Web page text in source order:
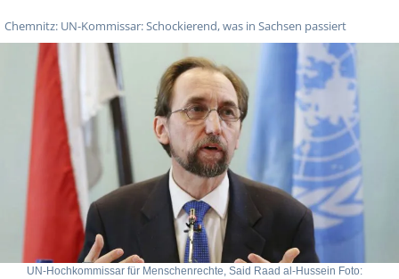
Chemnitz: UN-Kommissar: Schockierend, was in Sachsen passiert
UN-Hochkommissar für Menschenrechte, Said Raad al-Hussein Foto: